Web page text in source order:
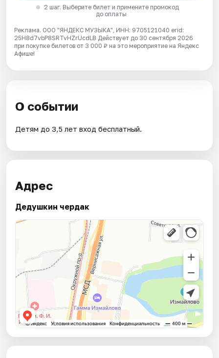
2 шаг. Выберите билет и примените промокод
до оплаты
Реклама. ООО "ЯНДЕКС МУЗЫКА", ИНН: 9705121040 erid:
25H8d7vbP8SRTvHZrUcdLB Действует до 30 сентября 2026
при покупке билетов от 3 000 ₽ на это мероприятие на Яндекс
Афише!
О событии
Детям до 3,5 лет вход бесплатный.
Адрес
Дедушкин чердак